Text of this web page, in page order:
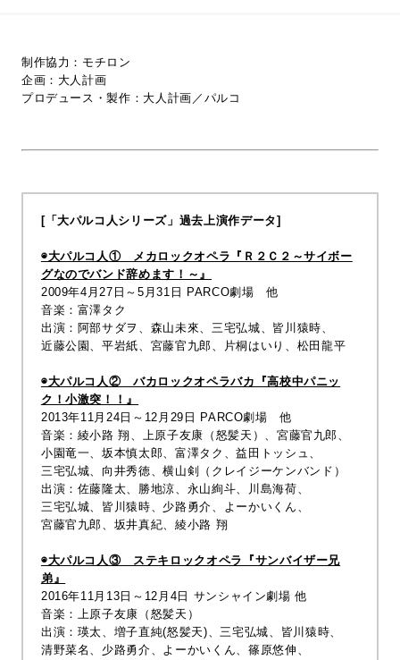
制作協力：モチロン
企画：大人計画
プロデュース・製作：大人計画／パルコ
[「大パルコ人シリーズ」過去上演作データ]
◉大パルコ人① メカロックオペラ『Ｒ２Ｃ２～サイボー
グなのでバンド辞めます！～』
2009年4月27日～5月31日 PARCO劇場 他
音楽：富澤タク
出演： 阿部サダヲ 、 森山未來、 三宅弘城、 皆川猿時、
近藤公園 、平岩紙、 宮藤官九郎、 片桐はいり 、 松田龍平
◉大パルコ人② バカロックオペラバカ『高校中パニッ
ク！小激突！！』
2013年11月24日～12月29日 PARCO劇場 他
音楽： 綾小路 翔 、 上原子友康（怒髪天） 、 宮藤官九郎、
小園竜一、坂本慎太郎、富澤タク 、益田トッシュ 、
三宅弘城、 向井秀徳、横山剣
（クレイジーケンバンド）
出演： 佐藤隆太、 勝地涼、 永山絢斗、 川島海荷、
三宅弘城、 皆川猿時、 少路勇介、 よーかいくん 、
宮藤官九郎、 坂井真紀、綾小路 翔
◉大パルコ人③ ステキロックオペラ『サンバイザー兄
弟』
2016年11月13日～12月4日 サンシャイン劇場 他
音楽：上原子友康（怒髪天）
出演： 瑛太、 増子直純(怒髪天)、三宅弘城、 皆川猿時、
清野菜名 、 少路勇介、 よーかいくん、 篠原悠伸 、